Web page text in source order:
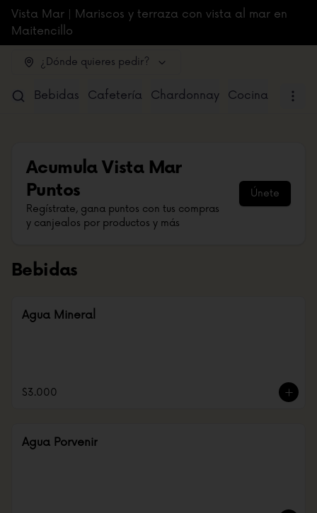
Vista Mar | Mariscos y terraza con vista al mar en
Maitencillo
¿Dónde quieres pedir?
Bebidas Cafetería Chardonnay Cocina
AcumulaVista Mar
Puntos
Regístrate, gana puntos con tus compras
y canjealos por productos y más
Únete
Bebidas
Agua Mineral
$3.000
Agua Porvenir